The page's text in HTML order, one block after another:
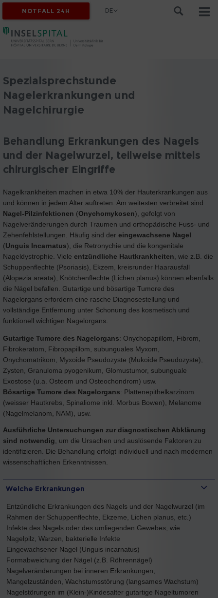
NOTFALL 24H DE
Spezialsprechstunde
Nagelerkrankungen und
Nagelchirurgie
Behandlung Erkrankungen des Nagels
und der Nagelwurzel, teilweise mittels
chirurgischer Eingriffe
Nagelkrankheiten machen in etwa 10% der Hauterkrankungen aus
und können in jedem Alter auftreten. Am weitesten verbreitet sind
Nagel-Pilzinfektionen (Onychomykosen), gefolgt von
Nagelveränderungen durch Traumen und orthopädische Fuss- und
Zehenfehlstellungen. Häufig sind der eingewachsene Nagel
(Unguis Incarnatus), die Retronychie und die kongenitale
Nageldystrophie. Viele entzündliche Hautkrankheiten, wie z.B. die
Schuppenflechte (Psoriasis), Ekzem, kreisrunder Haarausfall
(Alopezia areata), Knötchenflechte (Lichen planus) können ebenfalls
die Nägel befallen. Gutartige und bösartige Tumore des
Nagelorgans erfordern eine rasche Diagnosestellung und
vollständige Entfernung unter Schonung des kosmetisch und
funktionell wichtigen Nagelorgans.
Gutartige Tumore des Nagelorgans: Onychopapillom, Fibrom,
Fibrokeratom, Fibropapillom, subunguales Myxom,
Onychomatrikom, Myxoide Pseudozyste (Mukoide Pseudozyste),
Zysten, Granuloma pyogenikum, Glomustumor, subunguale
Exostose (u.a. Osteom und Osteochondrom) usw.
Bösartige Tumore des Nagelorgans: Plattenepithelkarzinom
(weisser Hautkrebs, Spinaliome inkl. Morbus Bowen), Melanome
(Nagelmelanom, NAM), usw.
Ausführliche Untersuchungen zur diagnostischen Abklärung
sind notwendig, um die Ursachen und auslösende Faktoren zu
identifizieren. Die Behandlung erfolgt individuell und nach modernen
wissenschaftlichen Erkenntnissen.
Welche Erkrankungen
Entzündliche Erkrankungen des Nagels und der Nagelwurzel (im
Rahmen der Schuppenflechte, Ekzeme, Lichen planus, etc.)
Infekte des Nagels oder des umliegenden Gewebes, wie
Nagelpilz, Warzen, bakterielle Infekte
Eingewachsener Nagel (Unguis incarnatus)
Formabweichung der Nägel (z.B. Röhrennägel)
Nagelveränderungen bei inneren Erkrankungen,
Mangelzuständen, Wachstumsstörung (langsames Wachstum)
Nagelstörungen im (Klein-)Kindesalter gutartige Nageltumoren